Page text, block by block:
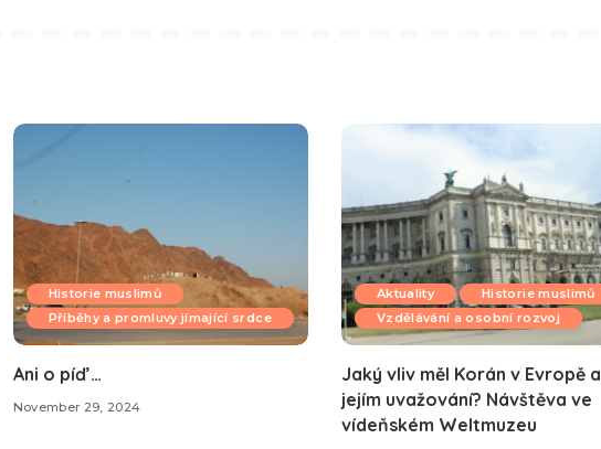
Historie muslimů
Příběhy a promluvy jímající srdce
Ani o píď …
November 29, 2024
Aktuality
Historie muslimů
Vzdělávání a osobní rozvoj
Jaký vliv měl Korán v Evropě a
jejím uvažování? Návštěva ve
vídeňském Weltmuzeu